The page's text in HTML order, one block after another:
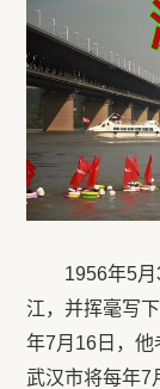
1956年5月
江，并挥毫写
年7月 16 日，
武汉市将每年7